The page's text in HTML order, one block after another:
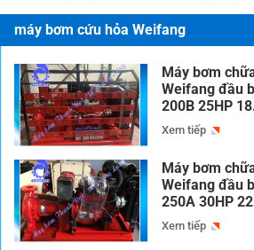
máy bơm cứu hỏa Weifang
Máy bơm
Weifang đầu
200B 25HP
Xem tiếp
Máy bơm
Weifang đầu
250A 30HP
Xem tiếp